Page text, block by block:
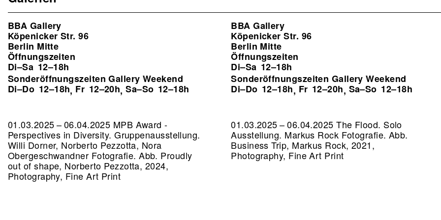
BBA Gallery
Köpenicker Str. 96
Berlin Mitte
Öffnungszeiten
Di–Sa 12–18h
Sonderöffnungszeiten Gallery Weekend
Di–Do 12–18h, Fr 12–20h,Sa–So 12–18h
01.03.2025 – 06.04.2025 MPB Award -
Perspectives in Diversity. Gruppenausstellung.
Willi Dorner, Norberto Pezzotta, Nora
Obergeschwandner Fotografie.Abb. Proudly
out of shape, Norberto Pezzotta, 2024,
Photography, Fine Art Print
BBA Gallery
Köpenicker Str. 96
Berlin Mitte
Öffnungszeiten
Di–Sa 12–18h
Sonderöffnungszeiten Gallery Weekend
Di–Do 12–18h, Fr 12–20h, Sa–So 12–18h
01.03.2025 – 06.04.2025 The Flood. Solo
Ausstellung. Markus Rock Fotografie. Abb.
Business Trip, Markus Rock, 2021,
Photography, Fine Art Print